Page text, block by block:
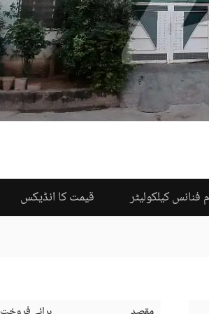
فنانس کیلکولیٹر قیمت کا انڈیکس